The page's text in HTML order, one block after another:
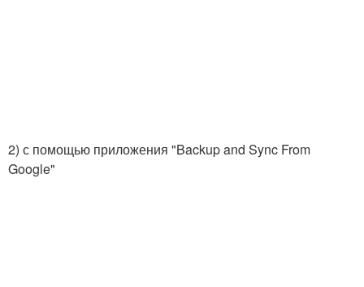
2) с помощью приложения "Backup and Sync From
Google"